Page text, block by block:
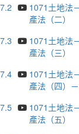
7.2
1071土地法
產法（二）
7.3
1071土地法
產法（三）
7.4
1071土地法
產法（四）
7.5
1071土地法
產法（五）